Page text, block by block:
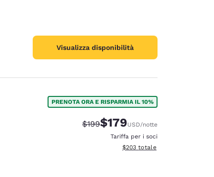
Visualizza disponibilità
PRENOTA ORA E RISPARMIA IL 10%
Tariffa di barratura:
$199Tariffa scontata:
$179USD/notte
Tariffa per i soci
Visualizza i dettagli totali
$203 totale